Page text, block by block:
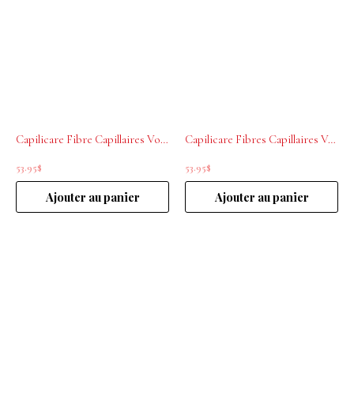
Capilicare Fibre Capillaires Volumisantes Light Brown 23g
53.95$
Ajouter au panier
Capilicare Fibres Capillaires Volumisantes Dark Brown 23g
53.95$
Ajouter au panier